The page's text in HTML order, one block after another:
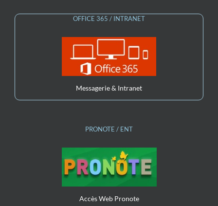
OFFICE 365 / INTRANET
Messagerie & Intranet
PRONOTE / ENT
Accès Web Pronote